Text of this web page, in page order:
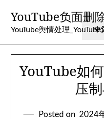
content
YouTube负面删
YouTube舆情处理
YouTube如
压
Posted on 2024